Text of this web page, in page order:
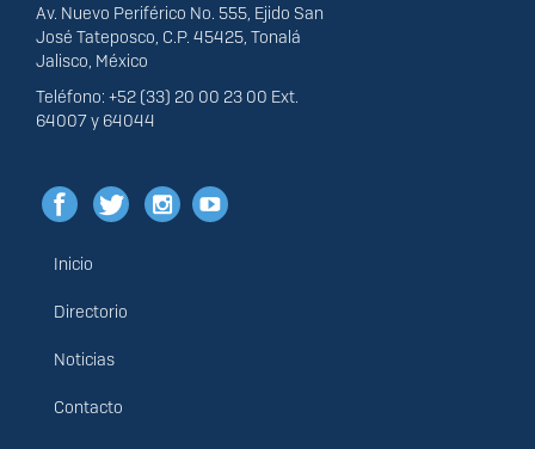
Av. Nuevo Periférico No. 555, Ejido San
José Tateposco, C.P. 45425, Tonalá
Jalisco, México
Teléfono: +52 (33) 20 00 23 00 Ext.
64007 y 64044
Menú
principal
Inicio
Directorio
Noticias
Contacto